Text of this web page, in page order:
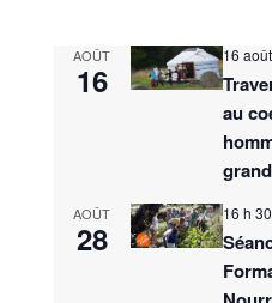
AOÛT
16
16 août
au
AOÛT
28
16 h